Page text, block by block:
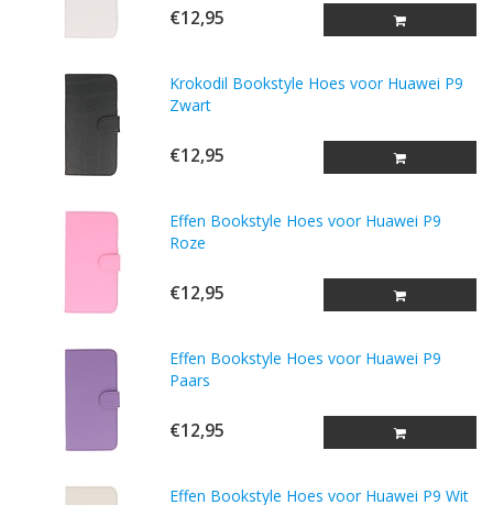
€12,95
Krokodil Bookstyle Hoes voor Huawei P9
Zwart
€12,95
Effen Bookstyle Hoes voor Huawei P9
Roze
€12,95
Effen Bookstyle Hoes voor Huawei P9
Paars
€12,95
Effen Bookstyle Hoes voor Huawei P9 Wit